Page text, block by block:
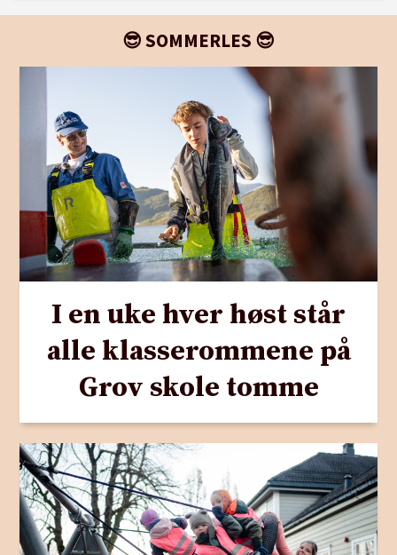
😎 SOMMERLES 😎
I en uke hver høst står
alle klasserommene på
Grov skole tomme